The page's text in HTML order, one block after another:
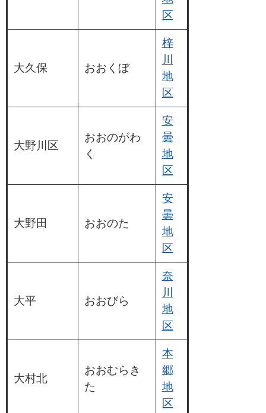
区
大久保 おおくぼ
梓
川
地
区
大野川区
おおのがわ
く
安
曇
地
区
大野田 おおのた
安
曇
地
区
大平 おおびら
奈
川
地
区
大村北
おおむらき
た
本
郷
地
区